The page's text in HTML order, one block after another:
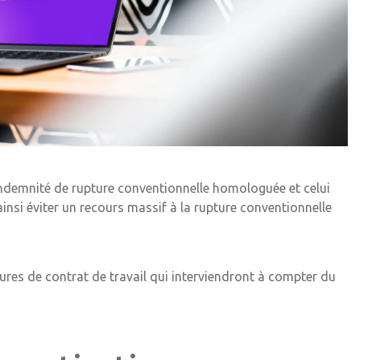
de rupture conventionnelle homologuée et celui
éviter un recours massif à la rupture conventionnelle
de contrat de travail qui interviendront à compter du